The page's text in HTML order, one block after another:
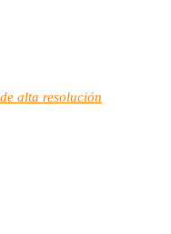
alta resolución